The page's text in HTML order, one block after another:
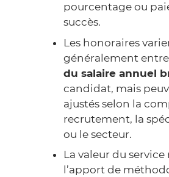
pourcentage ou
succès.
Les honoraires
généralement entre
du salaire annuel
candidat, mais
ajustés selon la
recrutement, la
ou le secteur.
La valeur du service
l’apport de